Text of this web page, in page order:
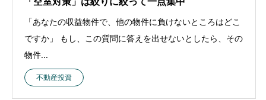
「あなたの収益物件で、他の物件に負けないところはどこ
ですか」 もし、この質問に答えを出せないとしたら、その
物件...
不動産投資